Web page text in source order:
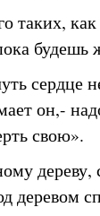
таких,
будешь
сердце
он,-
свою».
дереву,
деревом